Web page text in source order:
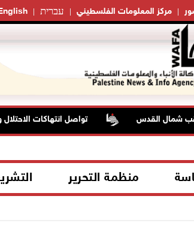
עברית مركز المعلومات الفلسطيني
تواصل انتهاكات الاحتلال
منظمة التحرير